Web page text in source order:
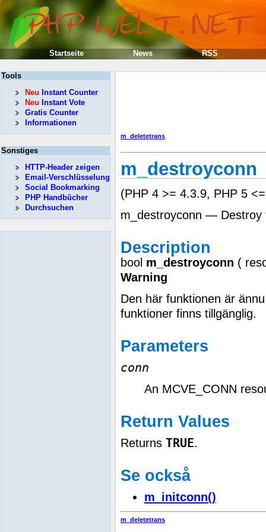
m_deletetrans
m_destroyconn
(PHP 4 >= 4.3.9, PHP 5
m_destroyconn — Destroy
Description
bool m_destroyconn (
Warning
Den här funktionen är
funktioner finns tillgänglig.
Parameters
conn
An MCVE_CONN
Return Values
Returns TRUE.
Se också
m_initconn()
m_deletetrans
Tools
Neu Instant Counter
Neu Instant Vote
Gratis Counter
Informationen
Sonstiges
HTTP-Header zeigen
Email-Verschlüsselung
Social Bookmarking
PHP Handbücher
Durchsuchen
Startseite News RSS